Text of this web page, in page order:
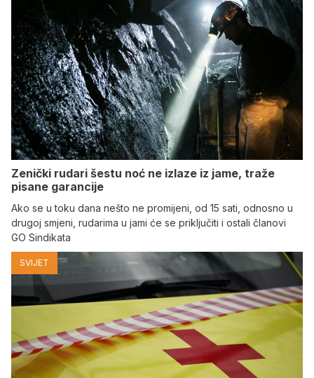
Zenički rudari šestu noć ne izlaze iz jame, traže
pisane garancije
Ako se u toku dana nešto ne promijeni, od 15 sati, odnosno u
drugoj smjeni, rudarima u jami će se priključiti i ostali članovi
GO Sindikata
SVIJET